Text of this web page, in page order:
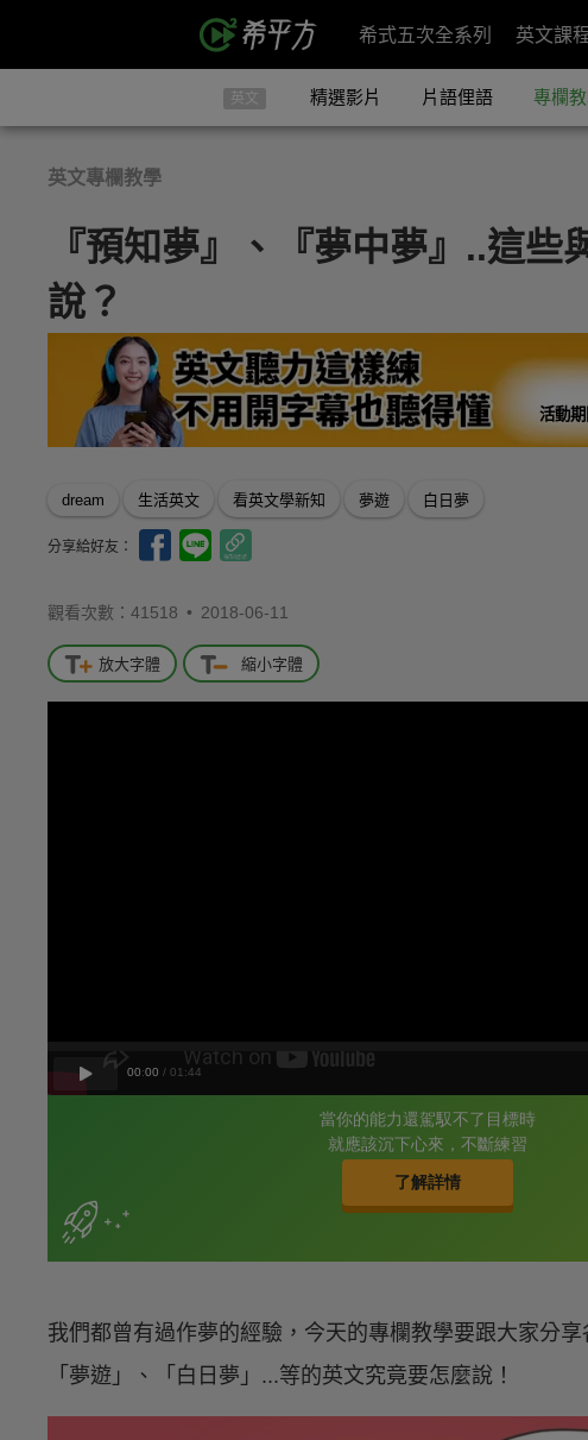
希式五次全系列 英文課
英文 精選影片 片語俚語 專欄
英文專欄教學
『預知夢』、『夢中夢』..這些
說？
活動期
dream 生活英文 看英文學新知 夢遊 白日夢
分享給好友：
觀看次數：41518 • 2018-06-11
放大字體 縮小字體
我們都曾有過作夢的經驗，今天的專欄教學要跟大家分
「夢遊」、「白日夢」...等的英文究竟要怎麼說！